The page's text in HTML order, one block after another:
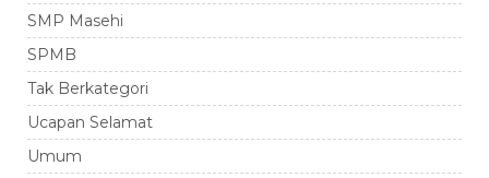
SMP Masehi
SPMB
Tak Berkategori
Ucapan Selamat
Umum